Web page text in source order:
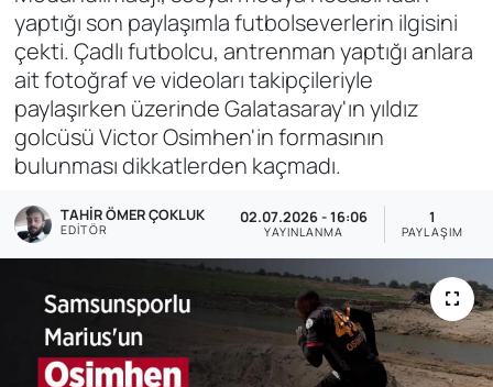
yaptığı son paylaşımla futbolseverlerin ilgisini
çekti. Çadlı futbolcu, antrenman yaptığı anlara
ait fotoğraf ve videoları takipçileriyle
paylaşırken üzerinde Galatasaray'ın yıldız
golcüsü Victor Osimhen'in formasının
bulunması dikkatlerden kaçmadı.
TAHIR ÖMER ÇOKLUK
EDITÖR
02.07.2026 - 16:06
YAYINLANMA
1
PAYLAŞIM
Ekonomi
Genel
Gündem
Özel Haber
POLİTİKA
Siyaset
Spor